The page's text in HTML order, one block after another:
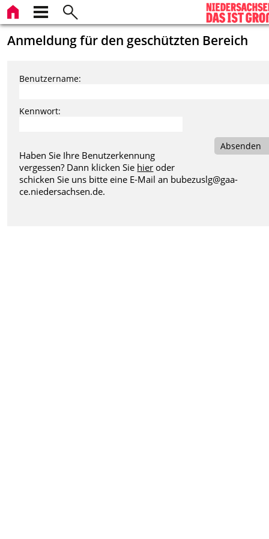
Anmeldung für den geschützten Bereich
Benutzername:
Kennwort:
Absenden
Haben Sie Ihre Benutzerkennung
vergessen? Dann klicken Sie hier oder
schicken Sie uns bitte eine E-Mail an bubezuslg@gaa-
ce.niedersachsen.de.